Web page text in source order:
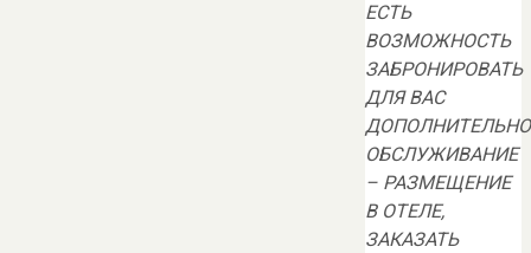
ЕСТЬ
ВОЗМОЖНОСТЬ
ЗАБРОНИРОВАТЬ
ДЛЯ ВАС
ОБСЛУЖИВАНИЕ
– РАЗМЕЩЕНИЕ
В ОТЕЛЕ,
ЗАКАЗАТЬ